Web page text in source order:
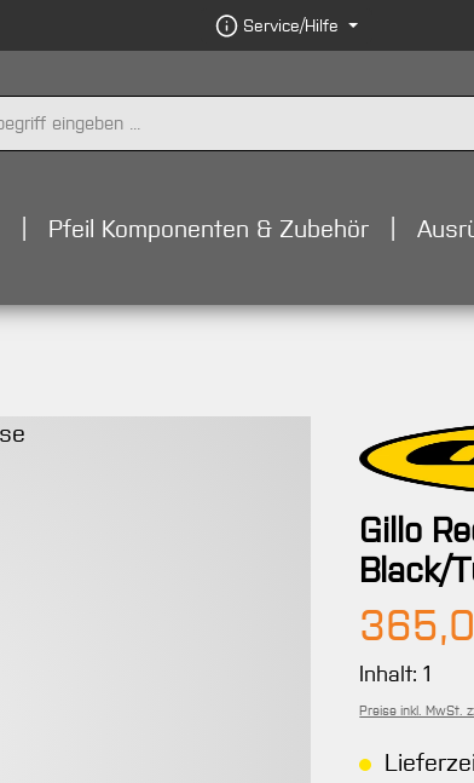
Service/Hilfe
Pfeil Komponenten & Zubehör
Gillo
Black/
Regulärer
Inhalt:1
Preise inkl. MwSt.